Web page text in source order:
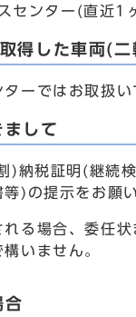
センター(直近1
得した車両(
ーではお取扱い
まして
納税証明(継続
)の提示をお願
る場合、委任状
いません。
合